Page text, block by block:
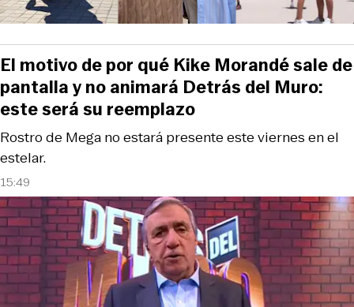
15:49
Rostro de Mega no estará presente este viernes en el
estelar.
El motivo de por qué Kike Morandé sale de
pantalla y no animará Detrás del Muro:
este será su reemplazo